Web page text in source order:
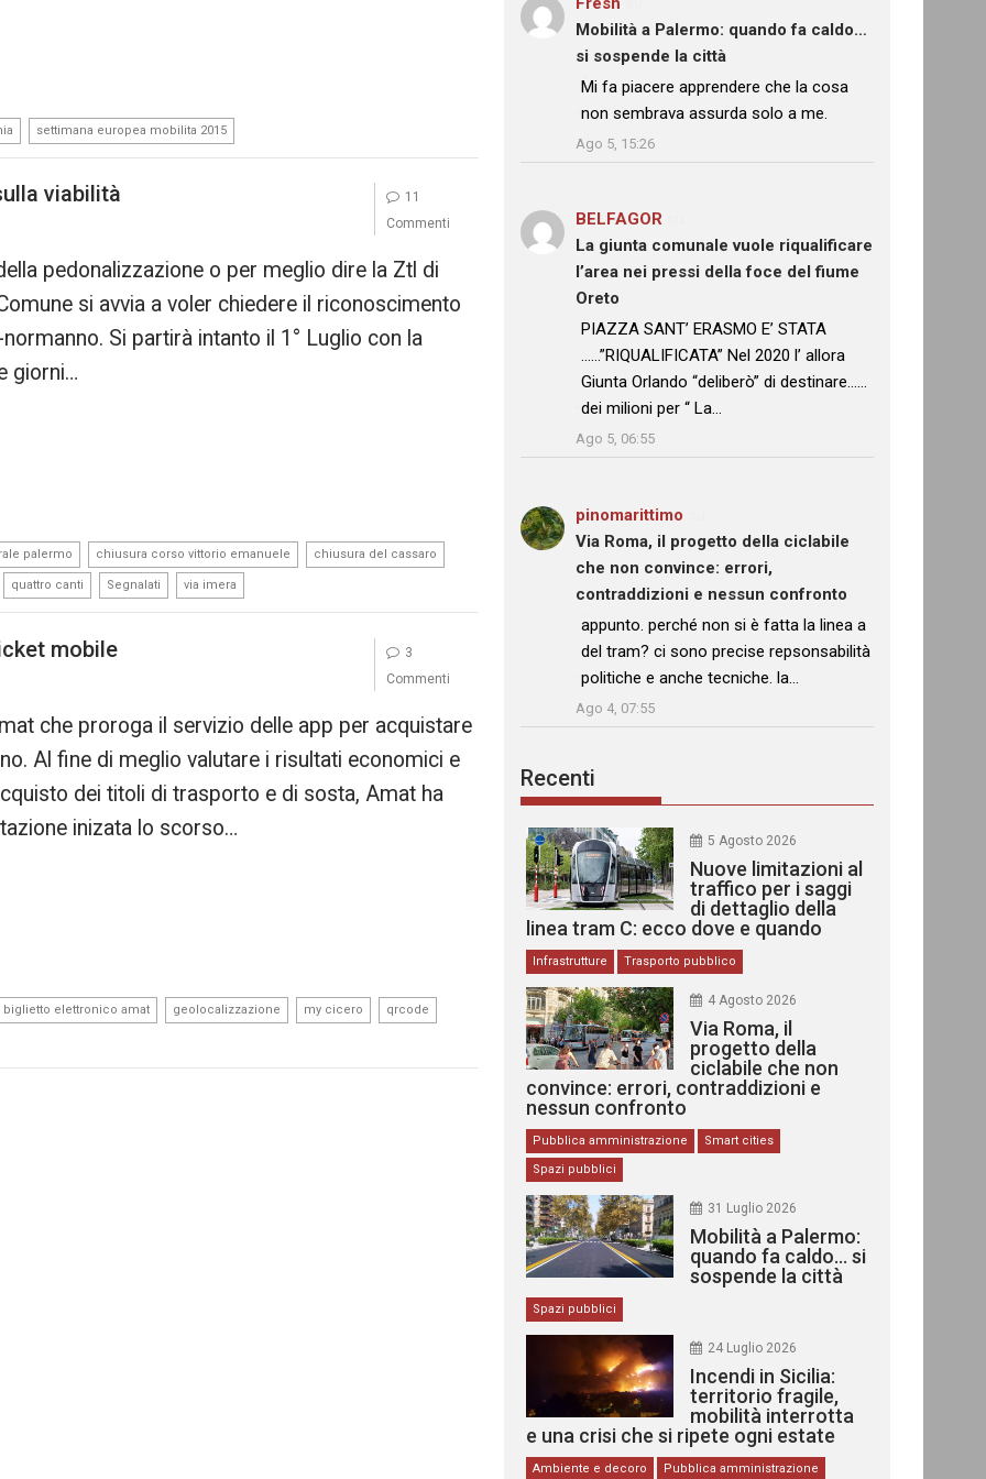
settimana europea mobilita 2015
viabilità
pedonalizzazione o per meglio dire la Ztl di
si avvia a voler chiedere il riconoscimento
Si partirà intanto il 1° Luglio con la
giorni…
palermo chiusura corso vittorio emanuele chiusura del cassaro
quattro canti Segnalati via imera
11
Commenti
mobile
che proroga il servizio delle app per acquistare
Al fine di meglio valutare i risultati economici e
dei titoli di trasporto e di sosta, Amat ha
inizata lo scorso…
biglietto elettronico amat geolocalizzazione my cicero qrcode
3
Commenti
Mobilità a Palermo: quando fa caldo…
si sospende la città
: “
Mi fa piacere apprendere che la cosa
non sembrava assurda solo a me.
Ago 5, 15:26
BELFAGOR
La giunta comunale vuole riqualificare
l’area nei pressi della foce del fiume
Oreto
: “
PIAZZA SANT’ ERASMO E’ STATA
……”RIQUALIFICATA” Nel 2020 l’ allora
Giunta Orlando “deliberò” di destinare……
dei milioni per “ La…
Ago 5, 06:55
pinomarittimo
Via Roma, il progetto della ciclabile
che non convince: errori,
contraddizioni e nessun confronto
: “
appunto. perché non si è fatta la linea a
del tram? ci sono precise repsonsabilità
politiche e anche tecniche. la…
Ago 4, 07:55
Recenti
5 Agosto 2026
Nuove limitazioni al
traffico per i saggi
di dettaglio della
linea tram C: ecco dove e quando
Infrastrutture Trasporto pubblico
4 Agosto 2026
Via Roma, il
progetto della
ciclabile che non
convince: errori, contraddizioni e
nessun confronto
Pubblica amministrazione
Smart cities
Spazi pubblici
31 Luglio 2026
Mobilità a Palermo:
quando fa caldo… si
sospende la città
Spazi pubblici
24 Luglio 2026
Incendi in Sicilia:
territorio fragile,
mobilità interrotta
e una crisi che si ripete ogni estate
Ambiente e decoro Pubblica amministrazione